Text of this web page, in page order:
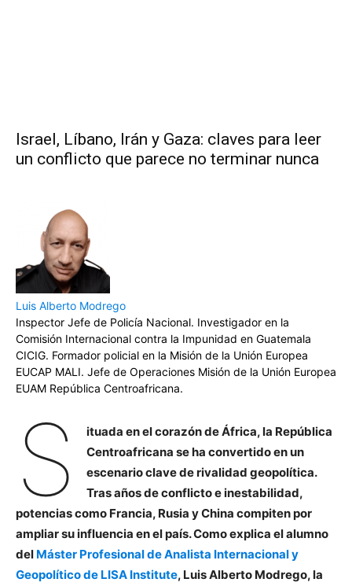
Israel, Líbano, Irán y Gaza: claves para leer
un conflicto que parece no terminar nunca
Luis Alberto Modrego
Inspector Jefe de Policía Nacional. Investigador en la
Comisión Internacional contra la Impunidad en Guatemala
CICIG. Formador policial en la Misión de la Unión Europea
EUCAP MALI. Jefe de Operaciones Misión de la Unión Europea
EUAM República Centroafricana.
S
ituada en el corazón de África, la República
Centroafricana se ha convertido en un
escenario clave de rivalidad geopolítica.
Tras años de conflicto e inestabilidad,
potencias como Francia, Rusia y China compiten por
ampliar su influencia en el país. Como explica el alumno
del Máster Profesional de Analista Internacional y
Geopolítico de LISA Institute, Luis Alberto Modrego, la